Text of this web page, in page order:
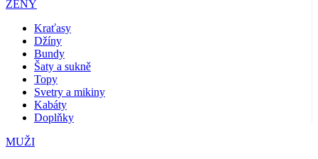
ŽENY
Kraťasy
Džíny
Bundy
Šaty a sukně
Topy
Svetry a mikiny
Kabáty
Doplňky
MUŽI